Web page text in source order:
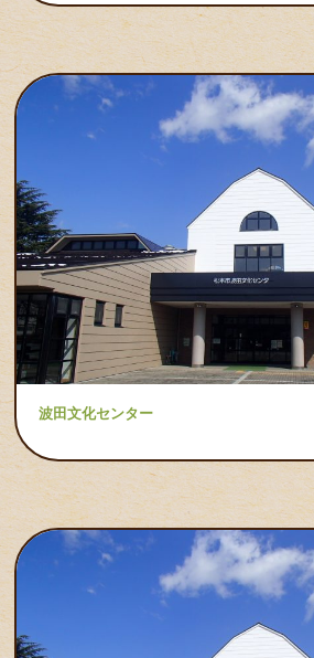
波田文化センター